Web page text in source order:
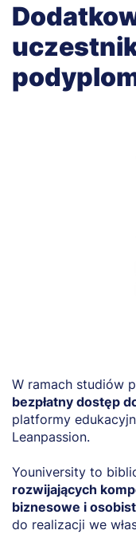
W ramach studiów
bezpłatny dostęp
platformy
Leanpassion.
Youniversity to
rozwijających
biznesowe i
do realizacji we